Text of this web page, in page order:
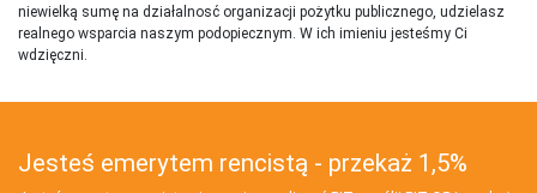
niewielką sumę na działalnosć organizacji pożytku publicznego, udzielasz
realnego wsparcia naszym podopiecznym. W ich imieniu jesteśmy Ci
wdzięczni.
Jesteś emerytem rencistą - przekaż 1,5%